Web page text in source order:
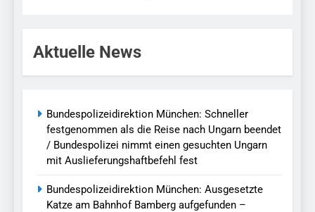
Aktuelle News
Bundespolizeidirektion München: Schneller
festgenommen als die Reise nach Ungarn beendet
/ Bundespolizei nimmt einen gesuchten Ungarn
mit Auslieferungshaftbefehl fest
Bundespolizeidirektion München: Ausgesetzte
Katze am Bahnhof Bamberg aufgefunden –